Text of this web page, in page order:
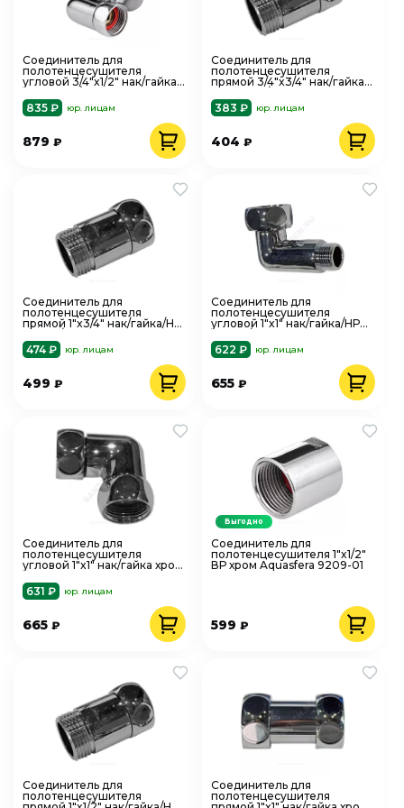
Соединитель для
полотенцесушителя
угловой 3/4"x1/2" нак/гайка/
Aquasfera 9206
835 ₽ юр. лицам
879 ₽
Соединитель для
полотенцесушителя
прямой 3/4"x3/4" нак/гайка/
FX121 SantechSys
383 ₽ юр. лицам
404₽
Соединитель для
полотенцесушителя
прямой 1"x3/4" нак/гайка/НР
SantechSyste
474 ₽ юр. лицам
499 ₽
Соединитель для
полотенцесушителя
угловой 1"x1" нак/гайка/НР
SantechSystem
622 ₽ юр. лицам
655₽
Соединитель для
полотенцесушителя
угловой 1"x1" нак/гайка хром
631 ₽
юр. лицам
665 ₽
Соединитель для
полотенцесушителя 1"x1/2"
ВР хром Aquasfera 9209-01
599₽
Выгодно
Соединитель для
полотенцесушителя
Соединитель для
полотенцесушителя